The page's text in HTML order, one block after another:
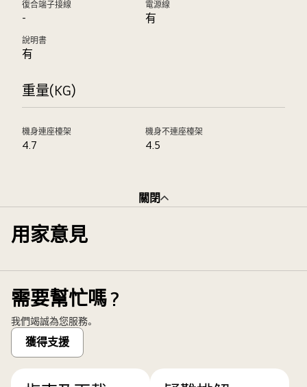
復合端子接線
-
電源線
有
說明書
有
重量(KG)
機身連座檯架
4.7
機身不連座檯架
4.5
關閉
用家意見
需要幫忙嗎？
我們竭誠為您服務。
獲得支援